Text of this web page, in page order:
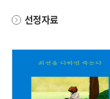
선정자료